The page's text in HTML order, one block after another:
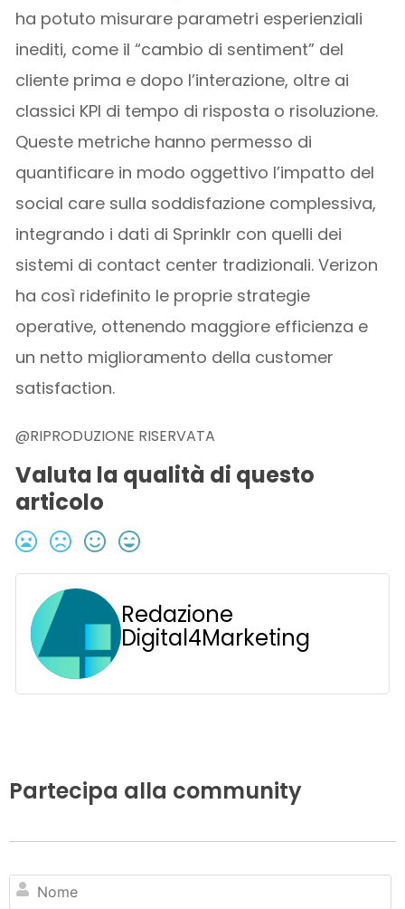
ha potuto misurare parametri esperienziali
inediti, come il “cambio di sentiment” del
cliente prima e dopo l’interazione, oltre ai
classici KPI di tempo di risposta o risoluzione.
Queste metriche hanno permesso di
quantificare in modo oggettivo l’impatto del
social care sulla soddisfazione complessiva,
integrando i dati di Sprinklr con quelli dei
sistemi di contact center tradizionali. Verizon
ha così ridefinito le proprie strategie
operative, ottenendo maggiore efficienza e
un netto miglioramento della customer
satisfaction.
@RIPRODUZIONE RISERVATA
Valuta la qualità di questo
articolo
Redazione
Digital4Marketing
Partecipa alla community